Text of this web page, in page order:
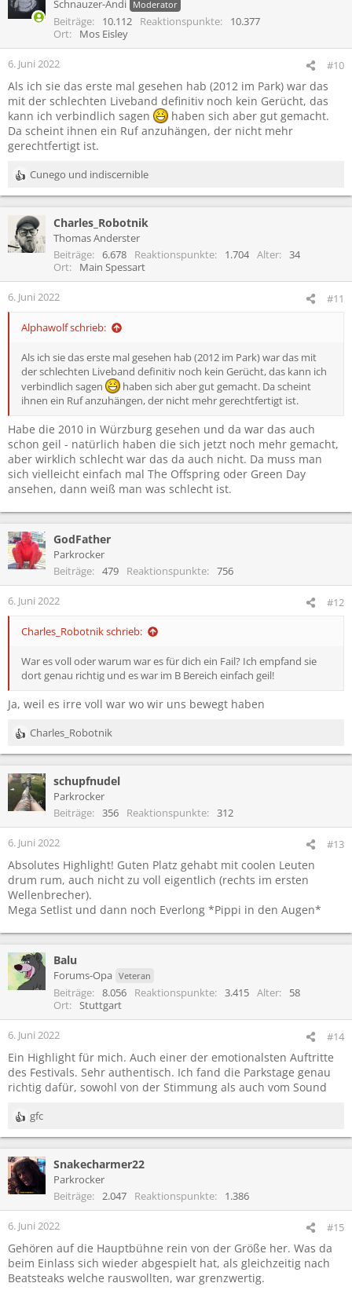
Schnauzer-Andi Moderator
Beiträge 10.112 Reaktionspunkte
10.377
Ort
Mos Eisley
6. Juni 2022 #10
Als ich sie das erste mal gesehen hab (2012 im Park) war das
mit der schlechten Liveband definitiv noch kein Gerücht, das
kann ich verbindlich sagen
haben sich aber gut gemacht.
Da scheint ihnen ein Ruf anzuhängen, der nicht mehr
gerechtfertigt ist.
R
e
k
t
i
n
Cunego und indiscernible
Charles_Robotnik
Thomas Anderster
Beiträge
6.678 Reaktionspunkte 1.704 Alter
34
Ort
Main Spessart
6. Juni 2022 #11
Alphawolf schrieb:
Als ich sie das erste mal gesehen hab (2012 im Park) war das mit
der schlechten Liveband definitiv noch kein Gerücht, das kann ich
verbindlich sagen
haben sich aber gut gemacht. Da scheint
ihnen ein Ruf anzuhängen, der nicht mehr gerechtfertigt ist.
Habe die 2010 in Würzburg gesehen und da war das auch
schon geil - natürlich haben die sich jetzt noch mehr gemacht,
aber wirklich schlecht war das da auch nicht. Da muss man
sich vielleicht einfach mal The Offspring oder Green Day
ansehen, dann weiß man was schlecht ist.
GodFather
Parkrocker
Beiträge
479 Reaktionspunkte 756
6. Juni 2022 #12
Charles_Robotnik schrieb:
War es voll oder warum war es für dich ein Fail? Ich empfand sie
dort genau richtig und es war im B Bereich einfach geil!
Ja, weil es irre voll war wo wir uns bewegt haben
R
e
k
t
i
o
n
e
n
:
Charles_Robotnik
schupfnudel
Parkrocker
Beiträge
356 Reaktionspunkte 312
6. Juni 2022 #13
Absolutes Highlight! Guten Platz gehabt mit coolen Leuten
drum rum, auch nicht zu voll eigentlich (rechts im ersten
Wellenbrecher).
Mega Setlist und dann noch Everlong *Pippi in den Augen*
Balu
Forums-Opa Veteran
Beiträge 8.056 Reaktionspunkte 3.415 Alter
58
Ort
Stuttgart
6. Juni 2022 #14
Ein Highlight für mich. Auch einer der emotionalsten Auftritte
des Festivals. Sehr authentisch. Ich fand die Parkstage genau
richtig dafür, sowohl von der Stimmung als auch vom Sound
R
e
k
t
i
o
n
e
n
:
gfc
Snakecharmer22
Parkrocker
Beiträge
2.047 Reaktionspunkte 1.386
6. Juni 2022 #15
Gehören auf die Hauptbühne rein von der Größe her. Was da
beim Einlass sich wieder abgespielt hat, als gleichzeitig nach
Beatsteaks welche rauswollten, war grenzwertig.